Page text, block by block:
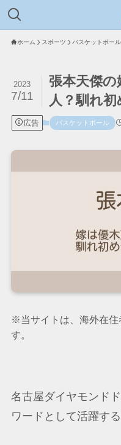
ホーム スポーツ バスケットボール
張本天傑の
人？馴れ
2023
7/11
広告 バスケットボール
※当サイトは、海外在住
す。
名古屋ダイヤモンド
ワードとして活躍す